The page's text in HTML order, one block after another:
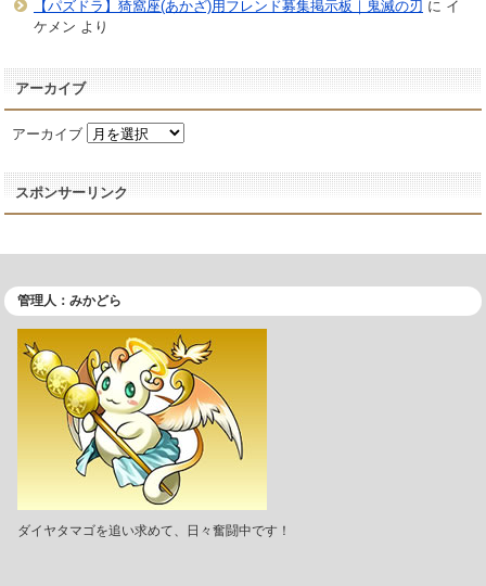
【パズドラ】猗窩座(あかざ)用フレンド募集掲示板｜鬼滅の刃 に イ
ケメン より
アーカイブ
アーカイブ
スポンサーリンク
管理人：みかどら
ダイヤタマゴを追い求めて、日々奮闘中です！